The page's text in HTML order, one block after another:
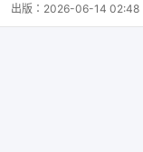
出版： 2026-06-14 02:48